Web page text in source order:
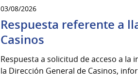
03/08/2026
Respuesta referente a
Casinos
Respuesta a solicitud de acceso a la
la Dirección General de Casinos,